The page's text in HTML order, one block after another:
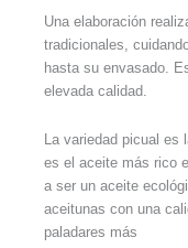
Una elaboración
tradicionales,
hasta su envasado.
elevada calidad.
La variedad picual
es el aceite más rico
a ser un aceite
aceitunas con una
paladares más